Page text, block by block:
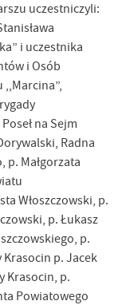
uczestniczyli:
i uczestnika
i Osób
,,Marcina”,
na Sejm
Radna
p. Małgorzata
Włoszczowski, p.
p. Łukasz
p.
Krasocin p. Jacek
Krasocin, p.
Powiatowego